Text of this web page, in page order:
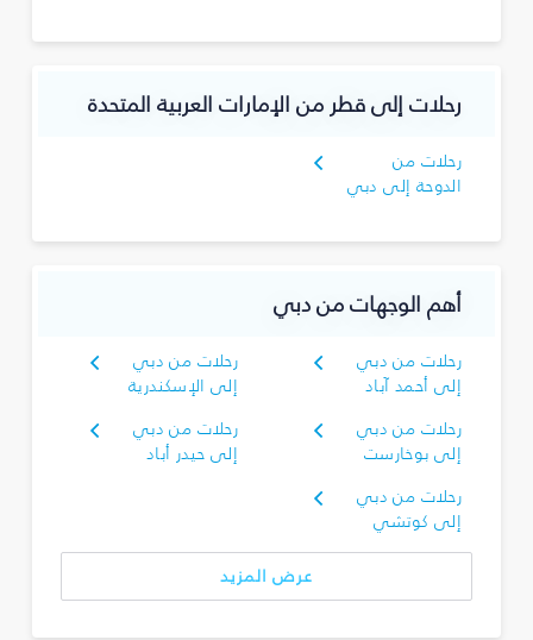
رحلات إلى قطر من الإمارات العربية المتحدة
رحلات من
الدوحة إلى دبي
أهم الوجهات من دبي
رحلات من دبي
إلى أحمد آباد
رحلات من دبي
إلى الإسكندرية
رحلات من دبي
إلى بوخارست
رحلات من دبي
إلى حيدر أباد
رحلات من دبي
إلى كوتشي
عرض المزيد